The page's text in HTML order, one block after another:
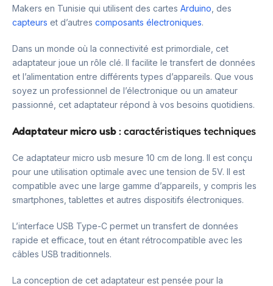
Makers en Tunisie qui utilisent des cartes Arduino , des
capteurs et d’autres composants électroniques.
Dans un monde où la connectivité est primordiale, cet
adaptateur joue un rôle clé. Il facilite le transfert de données
et l’alimentation entre différents types d’appareils. Que vous
soyez un professionnel de l’électronique ou un amateur
passionné, cet adaptateur répond à vos besoins quotidiens.
Adaptateur micro usb: caractéristiques techniques
Ce adaptateur micro usb mesure 10 cm de long. Il est conçu
pour une utilisation optimale avec une tension de 5V. Il est
compatible avec une large gamme d’appareils, y compris les
smartphones, tablettes et autres dispositifs électroniques.
L’interface USB Type-C permet un transfert de données
rapide et efficace, tout en étant rétrocompatible avec les
câbles USB traditionnels.
La conception de cet adaptateur est pensée pour la